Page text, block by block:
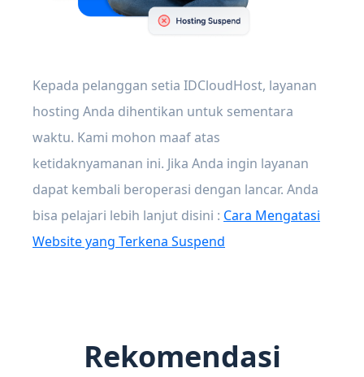
Kepada pelanggan setia IDCloudHost, layanan
hosting Anda dihentikan untuk sementara
waktu. Kami mohon maaf atas
ketidaknyamanan ini. Jika Anda ingin layanan
dapat kembali beroperasi dengan lancar. Anda
bisa pelajari lebih lanjut disini : Cara Mengatasi
Website yang Terkena Suspend
Rekomendasi